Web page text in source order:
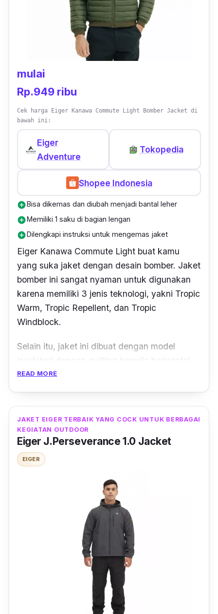
mulai
Rp.949 ribu
Cek harga Eiger Kanawa Commute Light Bomber Jacket di
bawah ini:
Eiger
Adventure
Tokopedia
Shopee Indonesia
add_circle Bisa dikemas dan diubah menjadi bantal leher
add_circle Memiliki 1 saku di bagian lengan
add_circle Dilengkapi instruksi untuk mengemas jaket
Eiger Kanawa Commute Light buat kamu
yang suka jaket dengan desain bomber. Jaket
bomber ini sangat nyaman untuk digunakan
karena memiliki 3 jenis teknologi, yakni Tropic
Warm, Tropic Repellent, dan Tropic
Windblock.
Selain itu, jaket ini dibuat dengan model
insulated dengan quilting berpola horizontal.
Di samping itu, Eiger Kanawa Commute Light
2 saku di bagian samping. Tak hanya itu,
jaket ini juga memiliki 1 saku di bagian lengan.
Satu hal yang menarik dari jaket ini adalah
bisa dikemas dan diubah menjadi bantal leher.
Karena dapat diubah menjadi bantal, jaket
bomber dari Eiger ini juga mempunyai sarung
bantal yang terdapat di saku bagian dada
yang dilengkapi ritsleting.
Jaket Eiger pria dengan desain packable
semakin terlihat menarik, karena memiliki
model rib di bagian kerah, ujung lengan, dan
ujung bawahnya. Di setiap pembeliannya
kamu juga akan mendapatkan instruksi
READ MORE
JAKET EIGER TERBAIK YANG COCK UNTUK BERBAGAI
KEGIATAN OUTDOOR
Eiger J.Perseverance 1.0 Jacket
EIGER